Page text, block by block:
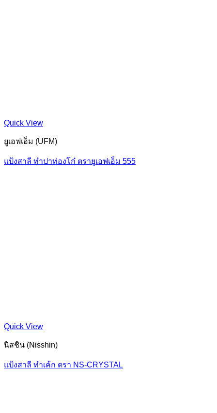
Quick View
ยูเอฟเอ็ม (UFM)
แป้งสาลี ทำปาท่องโก๋ ตรายูเอฟเอ็ม 555
Quick View
นิสชิน (Nisshin)
แป้งสาลี ทำเค้ก ตรา NS-CRYSTAL